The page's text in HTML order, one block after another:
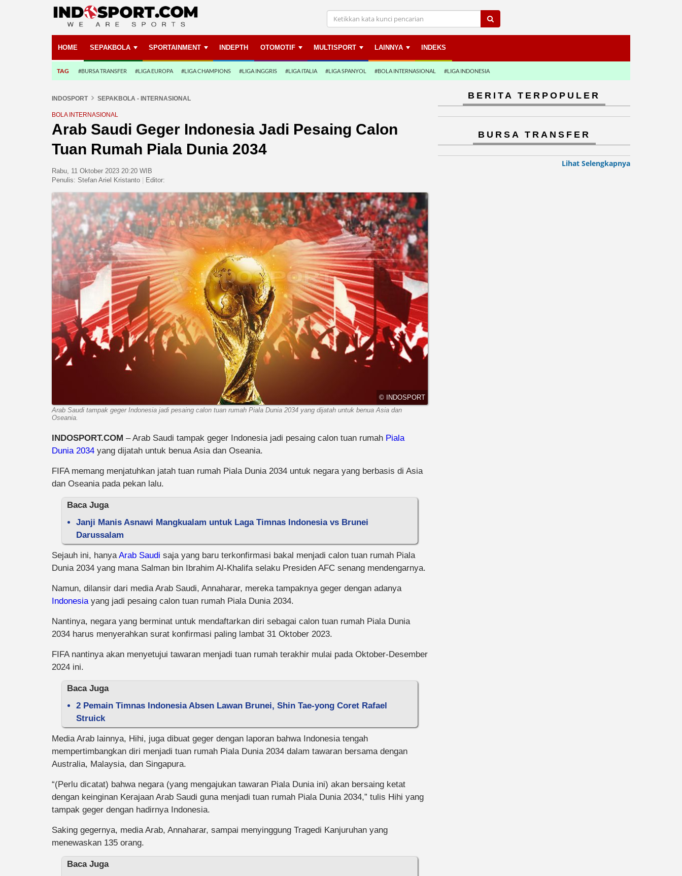
HOME SEPAKBOLA SPORTAINMENT INDEPTH OTOMOTIF MULTISPORT LAINNYA INDEKS
TAG #BURSA TRANSFER #LIGA EUROPA #LIGA CHAMPIONS #LIGA INGGRIS #LIGA ITALIA #LIGA SPANYOL #BOLA INTERNASIONAL #LIGA INDONESIA
INDOSPORT SEPAKBOLA - INTERNASIONAL
BOLA INTERNASIONAL
Arab Saudi Geger Indonesia Jadi Pesaing Calon
Tuan Rumah Piala Dunia 2034
Rabu, 11 Oktober 2023 20:20 WIB
Penulis: Stefan Ariel Kristanto Editor:
© INDOSPORT
Arab Saudi tampak geger Indonesia jadi pesaing calon tuan rumah Piala Dunia 2034 yang dijatah untuk benua Asia dan
Oseania.
INDOSPORT.COM – Arab Saudi tampak geger Indonesia jadi pesaing calon tuan rumah Piala
Dunia 2034 yang dijatah untuk benua Asia dan Oseania.
FIFA memang menjatuhkan jatah tuan rumah Piala Dunia 2034 untuk negara yang berbasis di Asia
dan Oseania pada pekan lalu.
Baca Juga
Janji Manis Asnawi Mangkualam untuk Laga Timnas Indonesia vs Brunei
Darussalam
Sejauh ini, hanyaArab Saudi saja yang baru terkonfirmasi bakal menjadi calon tuan rumah Piala
Dunia 2034 yang mana Salman bin Ibrahim Al-Khalifa selaku Presiden AFC senang mendengarnya.
Namun, dilansir dari media Arab Saudi, Annaharar, mereka tampaknya geger dengan adanya
Indonesiayang jadi pesaing calon tuan rumah Piala Dunia 2034.
Nantinya, negara yang berminat untuk mendaftarkan diri sebagai calon tuan rumah Piala Dunia
2034 harus menyerahkan surat konfirmasi paling lambat 31 Oktober 2023.
FIFA nantinya akan menyetujui tawaran menjadi tuan rumah terakhir mulai pada Oktober-Desember
2024 ini.
Baca Juga
2 Pemain Timnas Indonesia Absen Lawan Brunei, Shin Tae-yong Coret Rafael
Struick
Media Arab lainnya, Hihi, juga dibuat geger dengan laporan bahwa Indonesia tengah
mempertimbangkan diri menjadi tuan rumah Piala Dunia 2034 dalam tawaran bersama dengan
Australia, Malaysia, dan Singapura.
“(Perlu dicatat) bahwa negara (yang mengajukan tawaran Piala Dunia ini) akan bersaing ketat
dengan keinginan Kerajaan Arab Saudi guna menjadi tuan rumah Piala Dunia 2034,” tulis Hihi yang
tampak geger dengan hadirnya Indonesia.
Saking gegernya, media Arab, Annaharar, sampai menyinggung Tragedi Kanjuruhan yang
menewaskan 135 orang.
Baca Juga
BERITA TERPOPULER
BURSA TRANSFER
Lihat Selengkapnya